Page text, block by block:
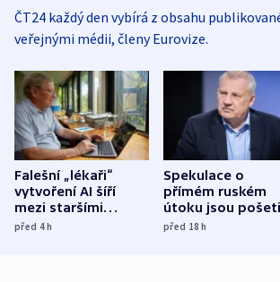
ČT24 každý den vybírá z obsahu
veřejnými médii, členy Eurovize.
Falešní „lékaři“
vytvoření AI šíří
mezi staršími
Poláky nebezpečné
před 4h
Spekulace o
přímém ruském
útoku jsou
míní estonský
před 18h